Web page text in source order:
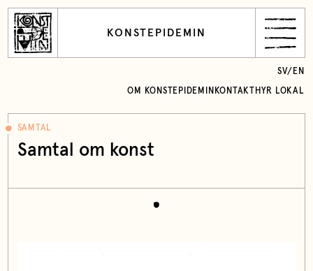
KONSTEPIDEMIN
OM KONSTEPIDEMIN KONTAKT HYR LOKAL
SV/ EN
SAMTAL
Samtal om konst